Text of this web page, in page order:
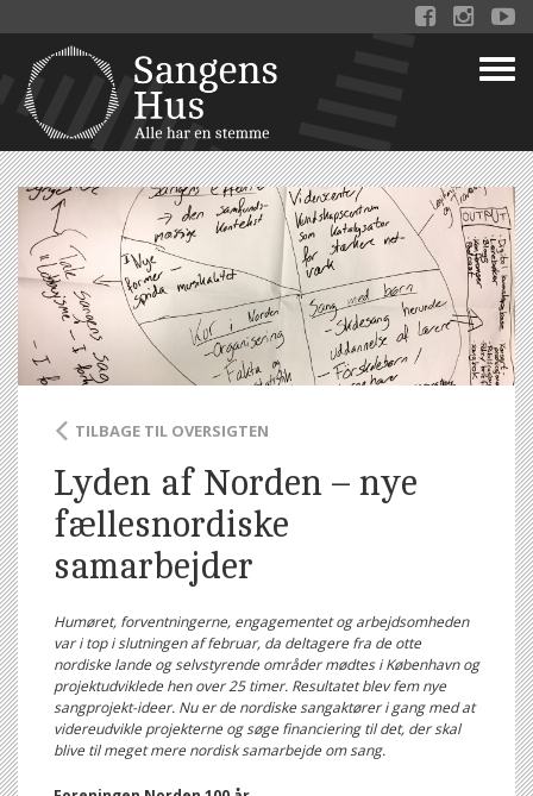
  
TILBAGE TIL OVERSIGTEN
Lyden af Norden – nye
fællesnordiske
samarbejder
Humøret, forventningerne, engagementet og arbejdsomheden
var i top i slutningen af februar, da deltagere fra de otte
nordiske lande og selvstyrende områder mødtes i København og
projektudviklede hen over 25 timer. Resultatet blev fem nye
sangprojekt-ideer. Nu er de nordiske sangaktører i gang med at
videreudvikle projekterne og søge financiering til det, der skal
blive til meget mere nordisk samarbejde om sang.